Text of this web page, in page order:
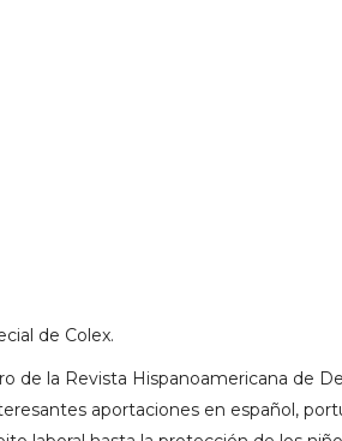
de Colex.
de la Revista Hispanoamericana de
aportaciones en español,